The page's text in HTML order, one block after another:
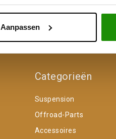
Aanpassen
Advies van specialisten
Categorieën
Suspension
Offroad-Parts
Accessoires